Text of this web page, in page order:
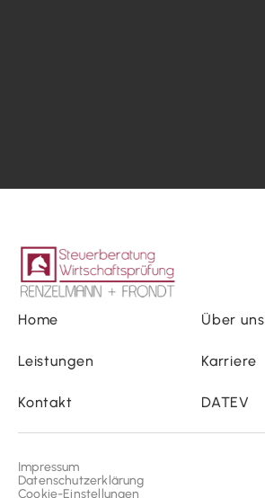
Home Über uns
Leistungen Karriere
Kontakt DATEV
Impressum
Datenschutzerklärung
Cookie-Einstellungen